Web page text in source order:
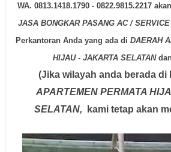
WA. 0813.1418.1790 - 0822.9815.2217
JASA BONGKAR PASANG AC /
Perkantoran Anda yang ada di DAERAH
HIJAU - JAKARTA SELATAN
(Jika wilayah anda berada di
APARTEMEN PERMATA
SELATAN,
kami tetap akan